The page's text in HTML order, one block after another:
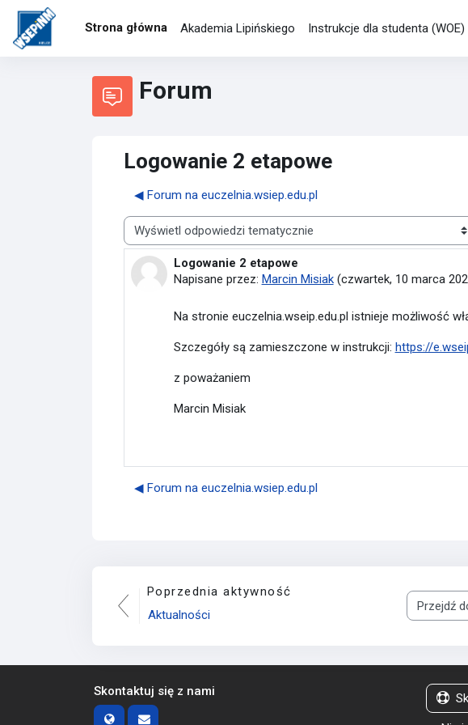
Przejdź do głównej zawartości
Strona główna
Akademia Lipińskiego Instrukcje dla studenta (WOE)
Forum
Logowanie 2 etapowe
◀︎ Forum na euczelnia.wsiep.edu.pl
Sposób wyświetlania
Logowanie 2 etapowe
Napisane przez: Marcin Misiak(czwartek, 10 marca
Liczba odpowiedzi: 0
Na stronie euczelnia.wseip.edu.pl istnieje możliwość
Szczegóły są zamieszczone w instrukcji: https://
z poważaniem
Marcin Misiak
◀︎ Forum na euczelnia.wsiep.edu.pl
Poprzednia aktywność
Aktualności
Przejdź do...
Skontaktuj się z nami